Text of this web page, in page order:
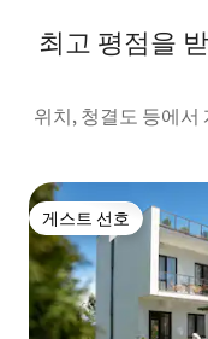
최고 평점을
위치, 청결도 등에서
게스트 선호
게스트 선호